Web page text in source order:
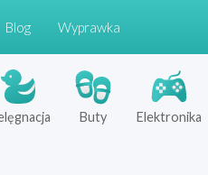
Blog Wyprawka
Buty Elektronika